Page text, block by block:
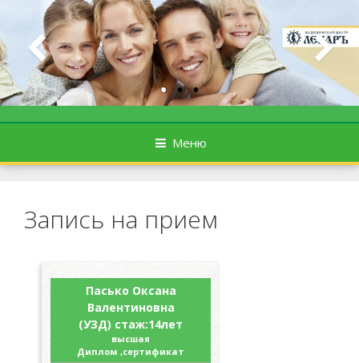
Меню
Запись на прием
Пасько Оксана
Валентиновна
(УЗД) стаж:14лет
высшая
Диплом ,сертификат